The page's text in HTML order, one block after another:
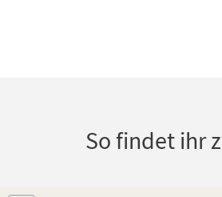
So findet ihr